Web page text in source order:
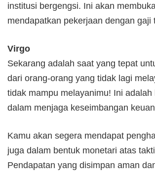
institusi bergengsi. Ini akan
mendapatkan pekerjaan dengan gaji
Virgo
Sekarang adalah saat yang tepat
dari orang-orang yang tidak lagi
tidak mampu melayanimu! Ini adalah
dalam menjaga keseimbangan
Kamu akan segera mendapat
juga dalam bentuk monetari atas
Pendapatan yang disimpan aman